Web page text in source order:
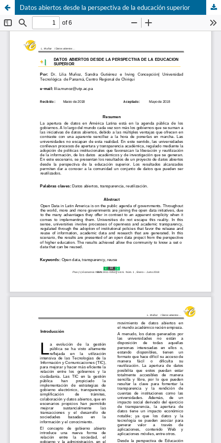
Datos abiertos desde la perspectiva de la educación superior